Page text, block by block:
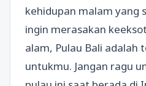
kehidupan malam yang
ingin merasakan
alam, Pulau Bali adalah
untukmu. Jangan ragu